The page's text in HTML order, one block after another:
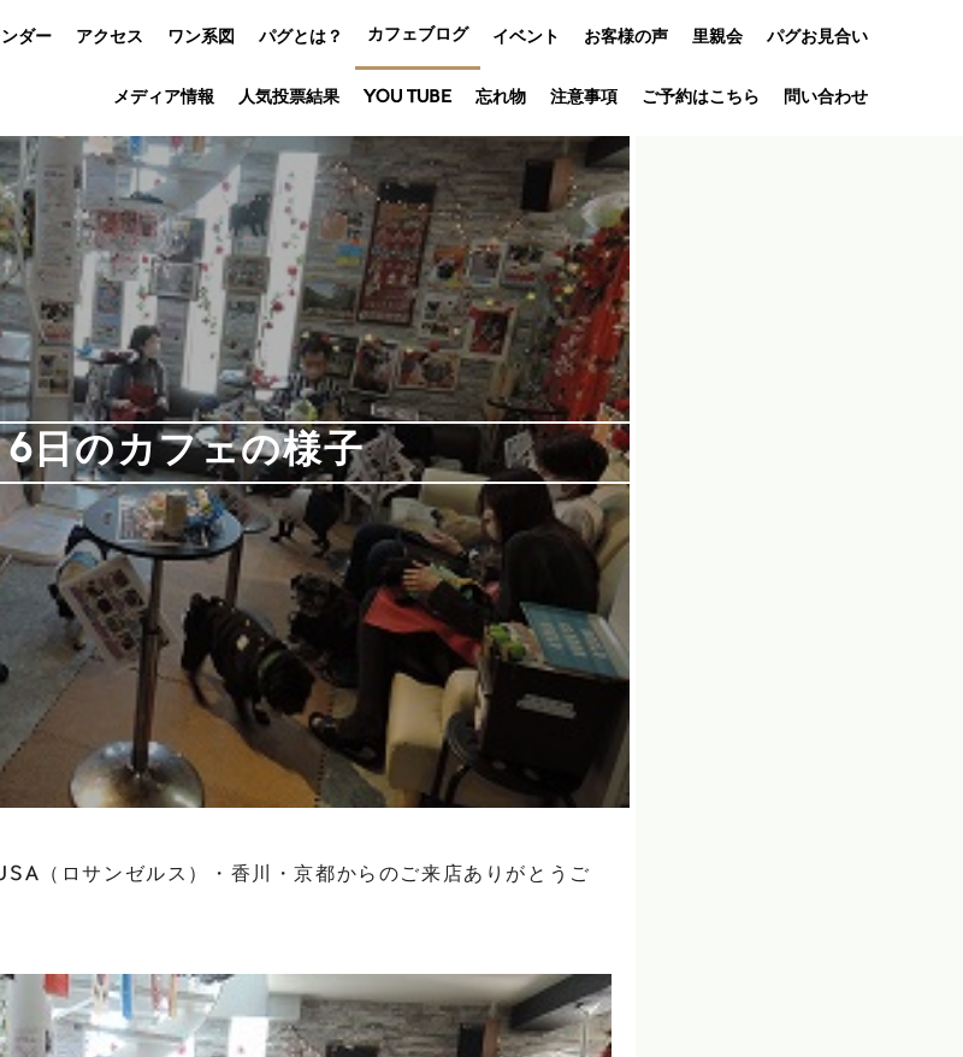
ダー アクセス ワン系図 パグとは？ カフェブログ イベント
オフ会
アニバーサリ
お客様の声 里親会 パグお見合い
メディア情報 人気投票結果 YOU TUBE 忘れ物 注意事項 ご予約はこちら 問い合わせ
6日のカフェの様子
（ロサンゼルス）・香川・京都からのご来店ありがとうご